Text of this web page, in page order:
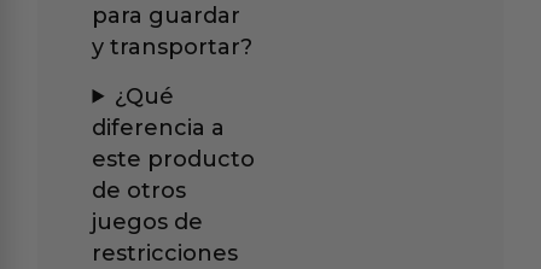
para guardar
y transportar?
¿Qué
diferencia a
este producto
de otros
juegos de
restricciones